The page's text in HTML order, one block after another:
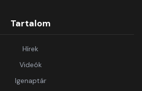
Tartalom
Hírek
Videók
Igenaptár